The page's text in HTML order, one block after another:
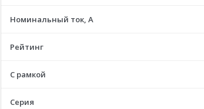
Номинальный ток, А
Рейтинг
С рамкой
Серия